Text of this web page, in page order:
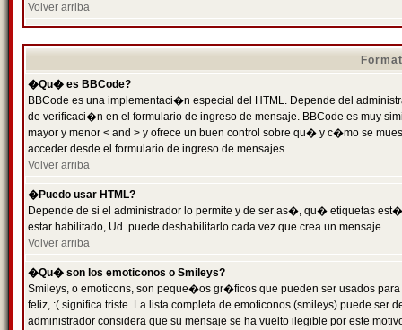
Volver arriba
�Qu� es BBCode?
BBCode es una implementaci�n especial del HTML. Depende del
de verificaci�n en el formulario de ingreso de mensaje. BBCode es muy
mayor y menor < and > y ofrece un buen control sobre qu� y c�mo se
acceder desde el formulario de ingreso de mensajes.
Volver arriba
�Puedo usar HTML?
Depende de si el administrador lo permite y de ser as�, qu� etiquetas
estar habilitado, Ud. puede deshabilitarlo cada vez que crea un mensaje.
Volver arriba
�Qu� son los emoticonos o Smileys?
Smileys, o emoticons, son peque�os gr�ficos que pueden ser usados
feliz, :( significa triste. La lista completa de emoticonos (smileys) puede
administrador considera que su mensaje se ha vuelto ilegible por este